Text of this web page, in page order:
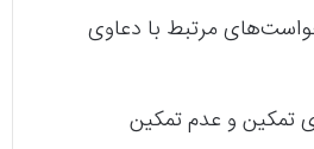
مرتبط با دعاوی
تمکین و عدم تمکین